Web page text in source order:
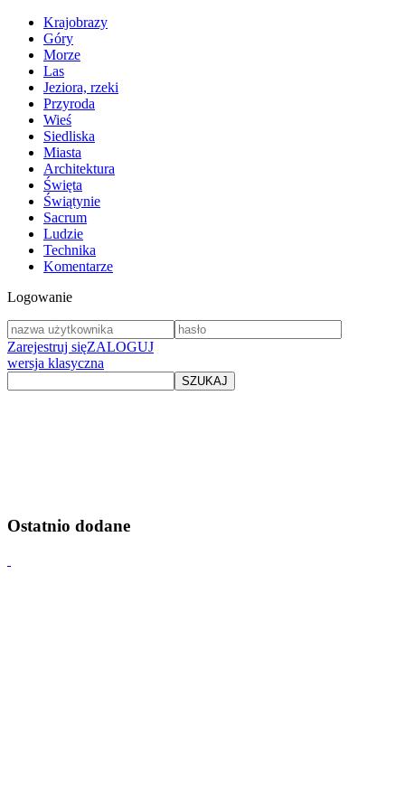
Krajobrazy
Góry
Morze
Las
Jeziora, rzeki
Przyroda
Wieś
Siedliska
Miasta
Architektura
Święta
Świątynie
Sacrum
Ludzie
Technika
Komentarze
Logowanie
Zarejestruj sięZALOGUJ
wersja klasyczna
Ostatnio dodane